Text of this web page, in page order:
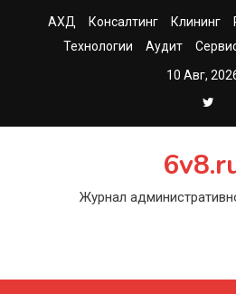
АХД Консалтинг Клининг
Технологии
Аудит
10 Авг,
Журнал